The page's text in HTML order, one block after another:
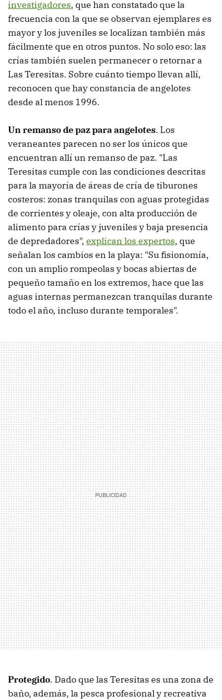
investigadores, que han constatado que la
frecuencia con la que se observan ejemplares es
mayor y los juveniles se localizan también más
fácilmente que en otros puntos. No solo eso: las
crías también suelen permanecer o retornar a
Las Teresitas. Sobre cuánto tiempo llevan allí,
reconocen que hay constancia de angelotes
desde al menos 1996.
Un remanso de paz para angelotes. Los
veraneantes parecen no ser los únicos que
encuentran allí un remanso de paz. "Las
Teresitas cumple con las condiciones descritas
para la mayoría de áreas de cría de tiburones
costeros: zonas tranquilas con aguas protegidas
de corrientes y oleaje, con alta producción de
alimento para crías y juveniles y baja presencia
de depredadores", explican los expertos, que
señalan los cambios en la playa: "Su fisionomía,
con un amplio rompeolas y bocas abiertas de
pequeño tamaño en los extremos, hace que las
aguas internas permanezcan tranquilas durante
todo el año, incluso durante temporales".
Protegido. Dado que las Teresitas es una zona de
baño, además, la pesca profesional y recreativa